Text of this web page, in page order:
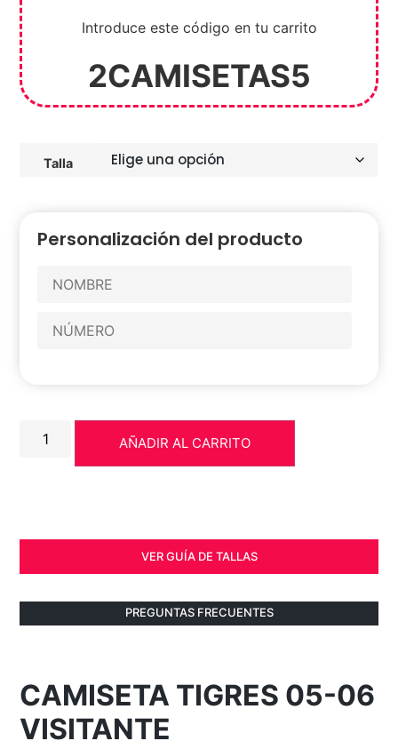
Introduce este código en tu carrito
2CAMISETAS5
Talla
Personalización del producto
AÑADIR AL CARRITO
VER GUÍA DE TALLAS
PREGUNTAS FRECUENTES
CAMISETA TIGRES 05-06
VISITANTE